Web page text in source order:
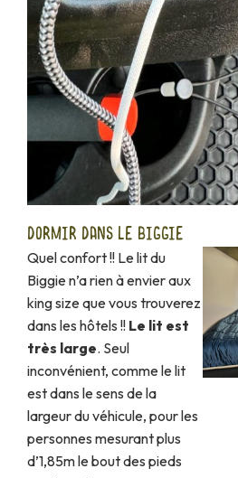
DORMIR DANS LE BIGGIE
Quel confort !! Le lit du
Biggie n’a rien à envier aux
king size que vous trouverez
dans les hôtels !! Le lit est
très large. Seul
inconvénient, comme le lit
est dans le sens de la
largeur du véhicule, pour les
personnes mesurant plus
d’1,85m le bout des pieds